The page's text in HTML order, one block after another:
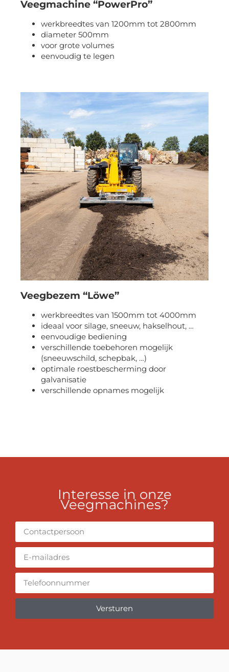
Veegmachine “PowerPro”
werkbreedtes van 1200mm tot 2800mm
diameter 500mm
voor grote volumes
eenvoudig te legen
Veegbezem “Löwe”
werkbreedtes van 1500mm tot 4000mm
ideaal voor silage, sneeuw, hakselhout, …
eenvoudige bediening
verschillende toebehoren mogelijk
(sneeuwschild, schepbak, …)
optimale roestbescherming door
galvanisatie
verschillende opnames mogelijk
Interesse in onze
Veegmachines?
Versturen